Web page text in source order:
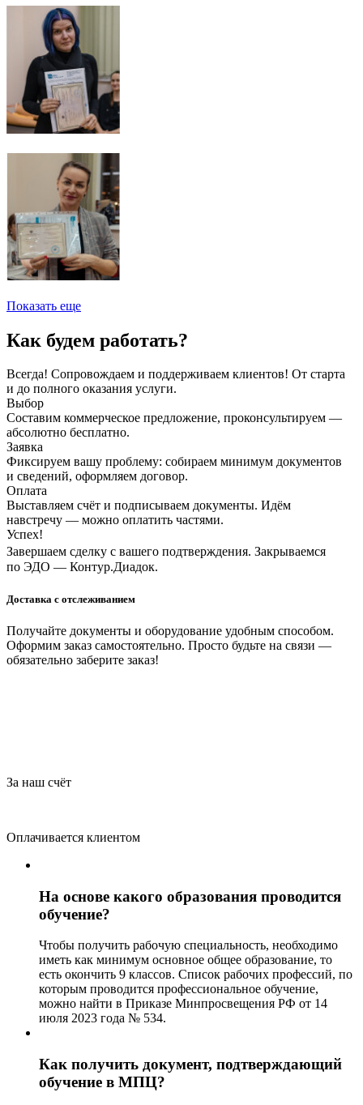
Показать еще
Как будем работать?
Всегда! Сопровождаем и поддерживаем клиентов! От старта
и до полного оказания услуги.
Выбор
Составим коммерческое предложение, проконсультируем —
абсолютно бесплатно.
Заявка
Фиксируем вашу проблему: собираем минимум документов
и сведений, оформляем договор.
Оплата
Выставляем счёт и подписываем документы. Идём
навстречу — можно оплатить частями.
Успех!
Завершаем сделку с вашего подтверждения. Закрываемся
по ЭДО — Контур.Диадок.
Доставка с отслеживанием
Получайте документы и оборудование удобным способом.
Оформим заказ самостоятельно. Просто будьте на связи —
обязательно заберите заказ!
За наш счёт
Оплачивается клиентом
На основе какого образования проводится
обучение?
Чтобы получить рабочую специальность, необходимо
иметь как минимум основное общее образование, то
есть окончить 9 классов. Список рабочих профессий, по
которым проводится профессиональное обучение,
можно найти в Приказе Минпросвещения РФ от 14
июля 2023 года № 534.
Как получить документ, подтверждающий
обучение в МПЦ?